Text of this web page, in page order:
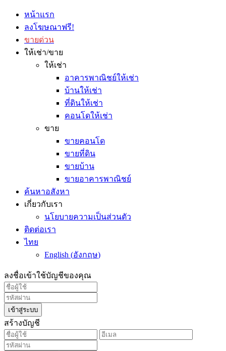
หน้าแรก
ลงโฆษณาฟรี!
ขายด่วน
ให้เช่า/ขาย
ให้เช่า
อาคารพาณิชย์ให้เช่า
บ้านให้เช่า
ที่ดินให้เช่า
คอนโดให้เช่า
ขาย
ขายคอนโด
ขายที่ดิน
ขายบ้าน
ขายอาคารพาณิชย์
ค้นหาอสังหา
เกี่ยวกับเรา
นโยบายความเป็นส่วนตัว
ติดต่อเรา
ไทย
English (อังกฤษ)
ลงชื่อเข้าใช้บัญชีของคุณ
เข้าสู่ระบบ
สร้างบัญชี